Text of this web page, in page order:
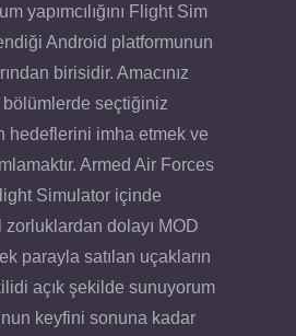
yapımcılığını Flight Sim
Android platformunun
birisidir. Amacınız
seçtiğiniz
hedeflerini imha etmek ve
Armed Air Forces
Simulator içinde
dolayı MOD
parayla satılan uçakların
açık şekilde sunuyorum
keyfini sonuna kadar